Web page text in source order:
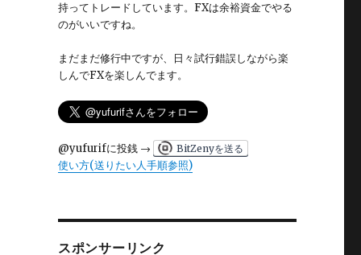
持ってトレードしています。FXは余裕資金でやる
のがいいですね。
まだまだ修行中ですが、日々試行錯誤しながら楽
しんでFXを楽しんでます。
@yufurifに投銭 → BitZenyを送る
使い方(送りたい人手順参照)
スポンサーリンク